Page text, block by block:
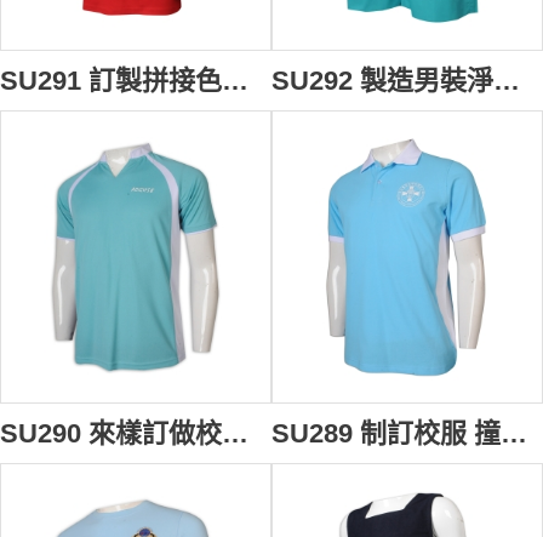
SU291 訂製拼接色短袖校服 設計POLO校服 校服供應商 紅色撞黑色 SU292 製造男裝淨色校服 訂製短褲校服 校服專營 100棉 湖藍色 新加坡
SU290 來樣訂做校服 高領 V領 工作服 拼色 袖口拼色 神召會康樂中學 校服生產商 SU289 制訂校服 撞色 翻領 澳門學校 校服專門店